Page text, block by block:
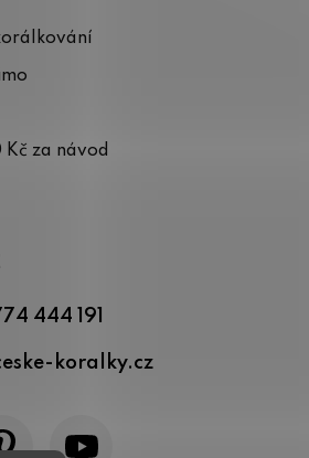
za návod
koralky.cz
444 191